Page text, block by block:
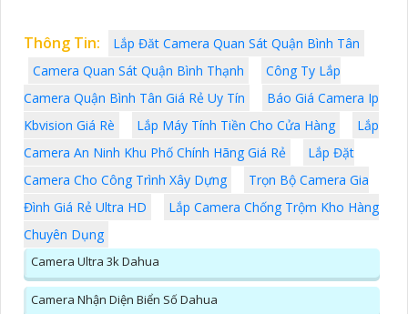
Thông Tin:
Lắp Đăt Camera Quan Sát Quận Bình Tân
Camera Quan Sát Quận Bình Thạnh
Công Ty Lắp
Camera Quận Bình Tân Giá Rẻ Uy Tín
Báo Giá Camera Ip
Kbvision Giá Rè
Lắp Máy Tính Tiền Cho Cửa Hàng
Lắp
Camera An Ninh Khu Phố Chính Hãng Giá Rẻ
Lắp Đặt
Camera Cho Công Trình Xây Dựng
Trọn Bộ Camera Gia
Đình Giá Rẻ Ultra HD
Lắp Camera Chống Trộm Kho Hàng
Chuyên Dụng
Camera Ultra 3k Dahua
Camera Nhận Diện Biển Số Dahua